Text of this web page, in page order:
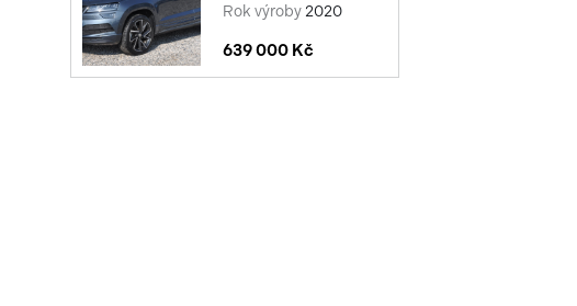
Rok výroby 2020
639 000 Kč